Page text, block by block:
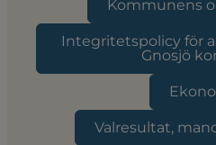
Kommunens
Integritetspolicy för
Gnosjö
Valresultat,